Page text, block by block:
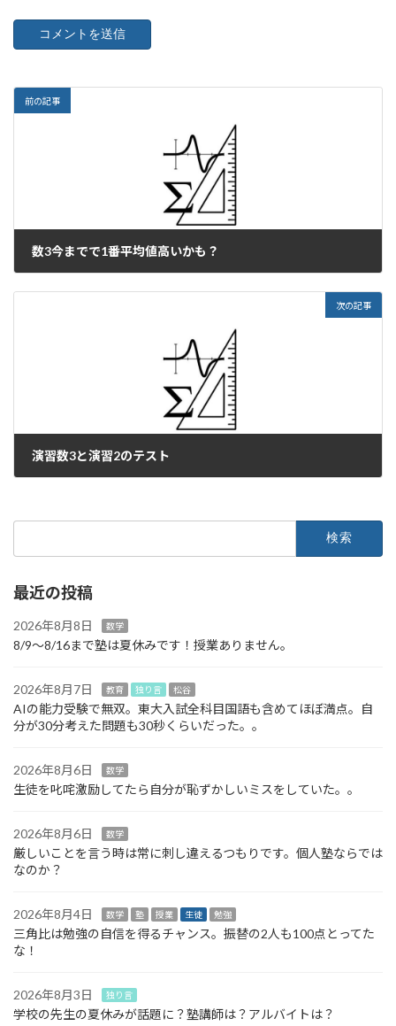
前の記事
数3今までで1番平均値高いかも？
次の記事
演習数3と演習2のテスト
最近の投稿
2026年8月8日 数学
8/9～8/16まで塾は夏休みです！授業ありません。
2026年8月7日 教育 独り言 松谷
AIの能力受験で無双。東大入試全科目国語も含めてほぼ満点。自
分が30分考えた問題も30秒くらいだった。。
2026年8月6日 数学
生徒を叱咤激励してたら自分が恥ずかしいミスをしていた。。
2026年8月6日 数学
厳しいことを言う時は常に刺し違えるつもりです。個人塾ならでは
なのか？
2026年8月4日 数学 塾 授業 生徒 勉強
三角比は勉強の自信を得るチャンス。振替の2人も100点とってた
な！
2026年8月3日 独り言
学校の先生の夏休みが話題に？塾講師は？アルバイトは？